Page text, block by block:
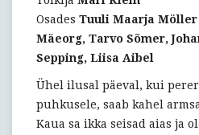
Osades Tuuli Maarja Möller
Mäeorg, Tarvo Sõmer,
Sepping, Liisa Aibel
Ühel ilusal päeval, kui
puhkusele, saab kahel
Kaua sa ikka seisad aias ja